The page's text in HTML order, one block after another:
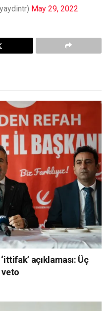
May 29, 2022
açıklaması: Üç
veto